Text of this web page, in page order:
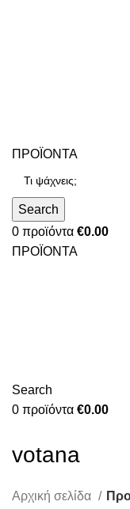
ΠΡΟΪΟΝΤΑ
Search
0 προϊόντα €0.00
ΠΡΟΪΟΝΤΑ
Search
0 προϊόντα €0.00
votana
Αρχική σελίδα